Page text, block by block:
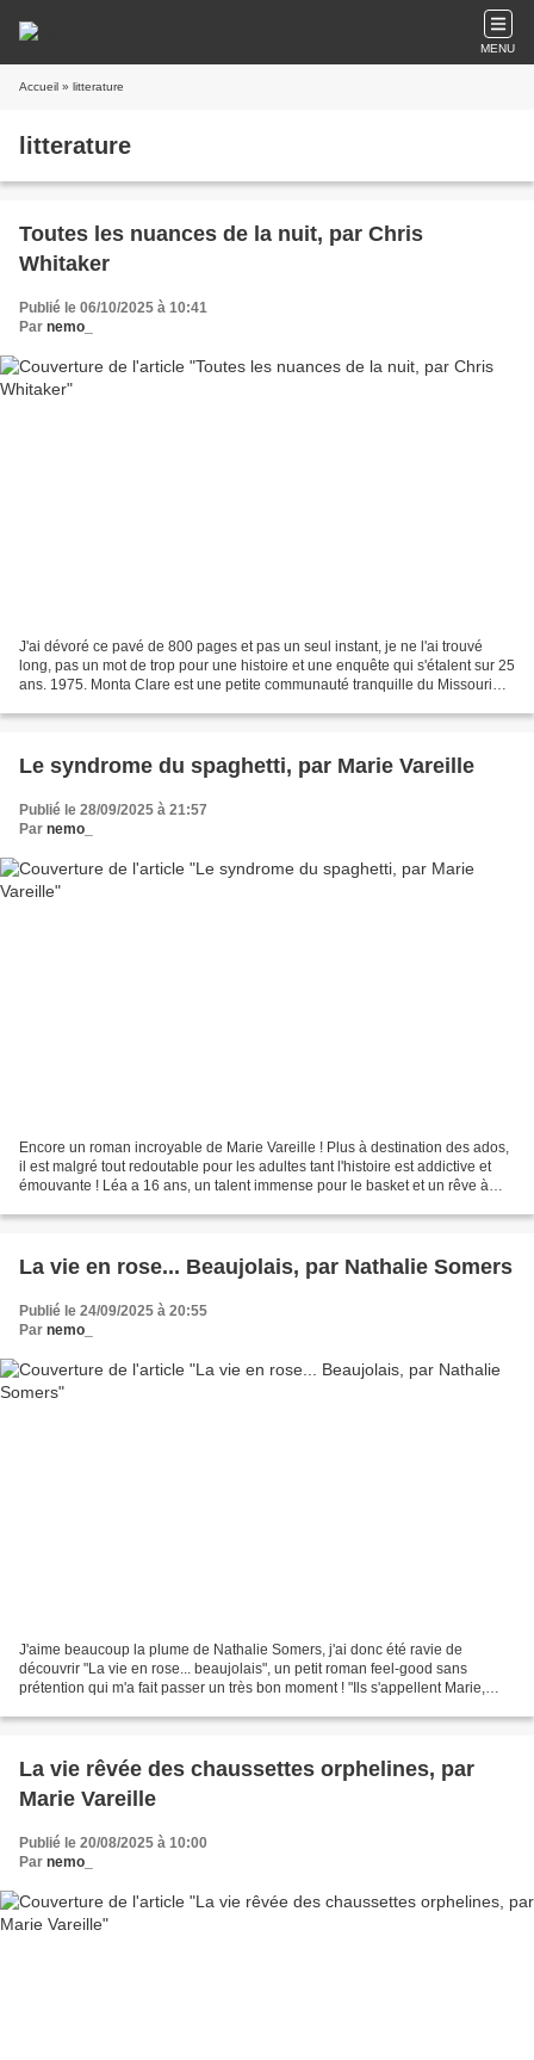
MENU
Accueil » litterature
litterature
Toutes les nuances de la nuit, par Chris
Whitaker
Publié le 06/10/2025 à 10:41
Par nemo_
J'ai dévoré ce pavé de 800 pages et pas un seul instant, je ne l'ai trouvé
long, pas un mot de trop pour une histoire et une enquête qui s'étalent sur 25
ans. 1975. Monta Clare est une petite communauté tranquille du Missouri
Le syndrome du spaghetti, par Marie Vareille
Publié le 28/09/2025 à 21:57
Par nemo_
Encore un roman incroyable de Marie Vareille ! Plus à destination des ados,
il est malgré tout redoutable pour les adultes tant l'histoire est addictive et
émouvante ! Léa a 16 ans, un talent immense pour le basket et un rêve à
La vie en rose... Beaujolais, par Nathalie Somers
Publié le 24/09/2025 à 20:55
Par nemo_
J'aime beaucoup la plume de Nathalie Somers, j'ai donc été ravie de
découvrir "La vie en rose... beaujolais", un petit roman feel-good sans
prétention qui m'a fait passer un très bon moment ! "Ils s'appellent Marie,
La vie rêvée des chaussettes orphelines, par
Marie Vareille
Publié le 20/08/2025 à 10:00
Par nemo_